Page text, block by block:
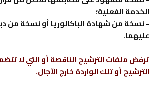
الخدمة الفعلية؛
- نسخة من شهادة الباكالوريا أو نسخة من
عليهما.
ترفض ملفات الترشيح الناقصة أو التي لا
الترشيح أو تلك الواردة خارج الآجال.